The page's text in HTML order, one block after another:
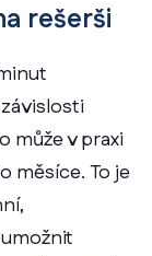
rešerši
může v praxi
měsíce. To je